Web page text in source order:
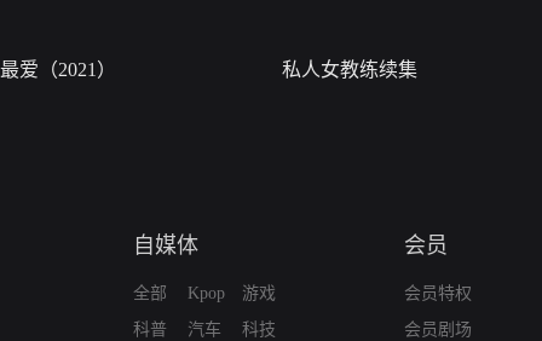
最爱（2021） 私人女教练续集
自媒体
全部
科普
Kpop
汽车
游戏
科技
会员
会员特权
会员剧场